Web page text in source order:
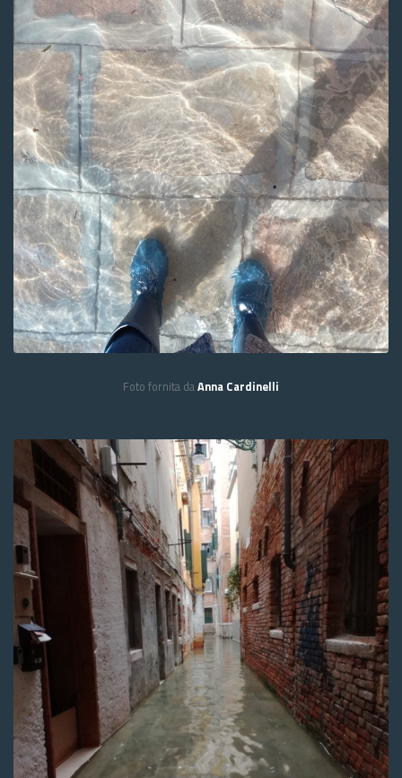
Foto fornita daAnna Cardinelli